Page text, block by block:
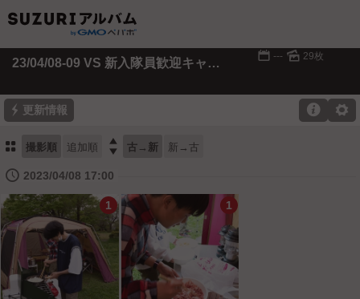
23/04/08-09 VS 新入隊員歓迎キャンプ 📅 --- 🌄 29枚
⚡ 更新情報 ⚙

⚏ 撮影順 追加順  古→新 新→古
🕔 2023/04/08 17:00
1 1